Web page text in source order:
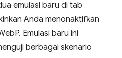
emulasi baru di tab
Anda menonaktifkan
Emulasi baru ini
berbagai skenario